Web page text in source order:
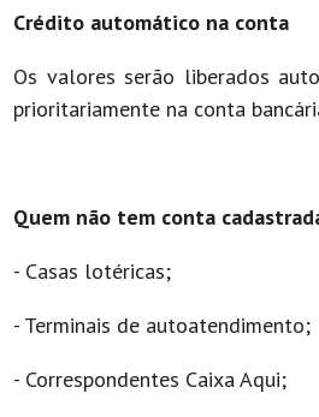
Crédito automático na conta
Os valores serão liberados
prioritariamente na conta
Quem não tem conta
- Casas lotéricas;
- Terminais de autoatendimento;
- Correspondentes Caixa Aqui;